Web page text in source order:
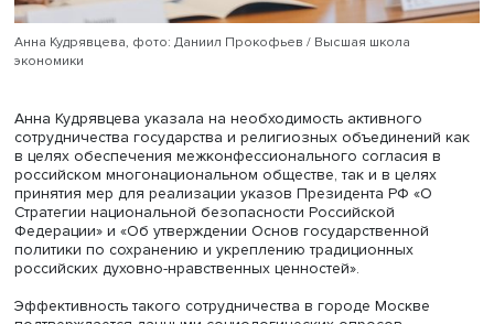
политики и межрегиональных связей города Москвы
Кудрявцева зачитала приветствие руководителя
Виталия Сучкова, в котором была подчеркнута
актуальность вопросов, касающихся государственно-
правоприменительной практики, которые
интерес для города.